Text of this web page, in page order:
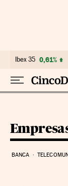
Ibex 35 0,61%
BANCA